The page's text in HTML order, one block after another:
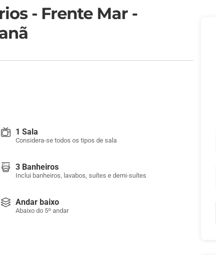
- Frente Mar -
1 Sala
Considera-se todos os tipos de sala
3 Banheiros
Inclui banheiros, lavabos, suítes e demi-suítes
Andar baixo
Abaixo do 5º andar